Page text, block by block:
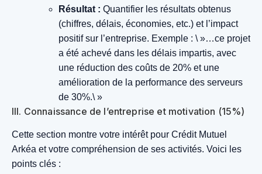
Résultat : Quantifier les résultats obtenus
(chiffres, délais, économies, etc.) et l’impact
positif sur l’entreprise. Exemple : \ »…ce projet
a été achevé dans les délais impartis, avec
une réduction des coûts de 20% et une
amélioration de la performance des serveurs
de 30%.\ »
III. Connaissance de l’entreprise et motivation (15%)
Cette section montre votre intérêt pour Crédit Mutuel
Arkéa et votre compréhension de ses activités. Voici les
points clés :